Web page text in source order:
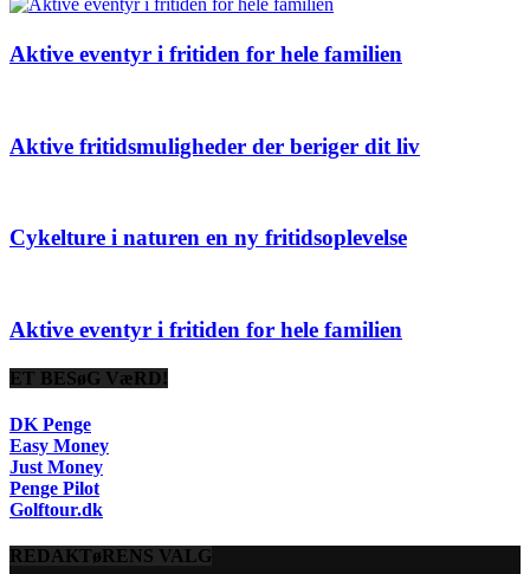
Aktive eventyr i fritiden for hele familien
Aktive fritidsmuligheder der beriger dit liv
Cykelture i naturen en ny fritidsoplevelse
Aktive eventyr i fritiden for hele familien
ET BESøG VæRD!
DK Penge
Easy Money
Just Money
Penge Pilot
Golftour.dk
REDAKTøRENS VALG